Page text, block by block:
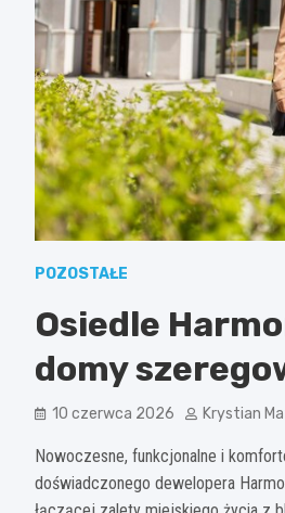
POZOSTAŁE
Osiedle
domy
10 czerwca 2026 Krystian
Nowoczesne, funkcjonalne i
doświadczonego dewelopera